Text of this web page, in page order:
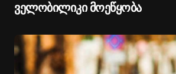
ველობილიკი მოეწყობა